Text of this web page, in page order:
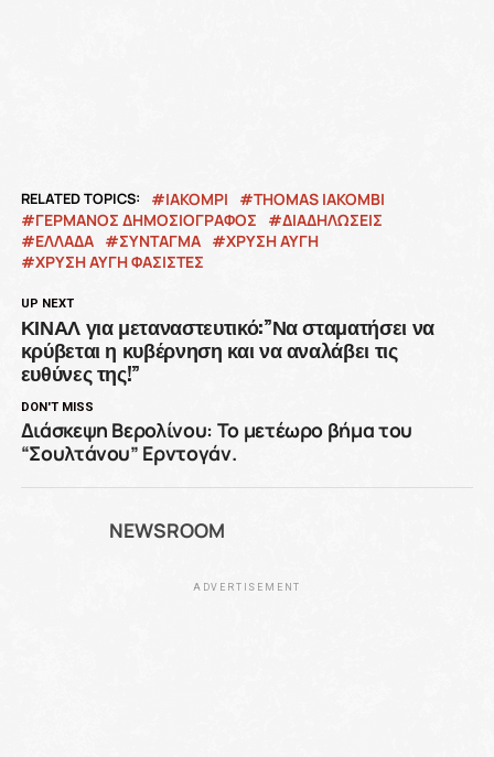
RELATED TOPICS: IAKOMPI
THOMAS IAKOMBI
ΓΕΡΜΑΝΟΣ ΔΗΜΟΣΙΟΓΡΑΦΟΣ
ΔΙΑΔΗΛΩΣΕΙΣ
ΕΛΛΑΔΑ
ΣΥΝΤΑΓΜΑ
ΧΡΥΣΗ ΑΥΓΗ
ΧΡΥΣΗ ΑΥΓΗ ΦΑΣΙΣΤΕΣ
UP NEXT
ΚΙΝΑΛ για μεταναστευτικό:”Να σταματήσει να
κρύβεται η κυβέρνηση και να αναλάβει τις
ευθύνες της!”
DON'T MISS
Διάσκεψη Βερολίνου: Το μετέωρο βήμα του
“Σουλτάνου” Ερντογάν.
NEWSROOM
ADVERTISEMENT